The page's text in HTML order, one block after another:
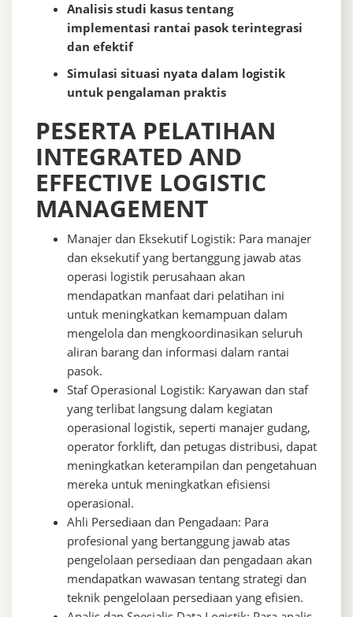
Analisis studi kasus tentang
implementasi rantai pasok terintegrasi
dan efektif
Simulasi situasi nyata dalam logistik
untuk pengalaman praktis
PESERTA PELATIHAN
INTEGRATED AND
EFFECTIVE LOGISTIC
MANAGEMENT
Manajer dan Eksekutif Logistik: Para manajer
dan eksekutif yang bertanggung jawab atas
operasi logistik perusahaan akan
mendapatkan manfaat dari pelatihan ini
untuk meningkatkan kemampuan dalam
mengelola dan mengkoordinasikan seluruh
aliran barang dan informasi dalam rantai
pasok.
Staf Operasional Logistik: Karyawan dan staf
yang terlibat langsung dalam kegiatan
operasional logistik, seperti manajer gudang,
operator forklift, dan petugas distribusi, dapat
meningkatkan keterampilan dan pengetahuan
mereka untuk meningkatkan efisiensi
operasional.
Ahli Persediaan dan Pengadaan: Para
profesional yang bertanggung jawab atas
pengelolaan persediaan dan pengadaan akan
mendapatkan wawasan tentang strategi dan
teknik pengelolaan persediaan yang efisien.